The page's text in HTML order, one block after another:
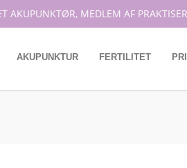
AKUPUNKTØR, MEDLEM AF
AKUPUNKTUR FERTILITET